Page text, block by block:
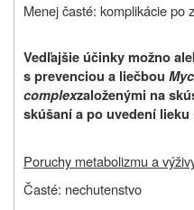
Menej časté: komplikácie po
Vedľajšie účinky možno
s prevenciou a liečbou
complexzaloženými na
skúšaní a po uvedení lieku
Poruchy metabolizmu a
Časté: nechutenstvo